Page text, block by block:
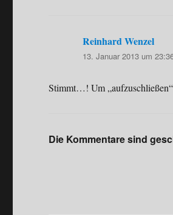
Reinhard Wenzel
13. Januar 2013 um
Stimmt…! Um
Die Kommentare sind